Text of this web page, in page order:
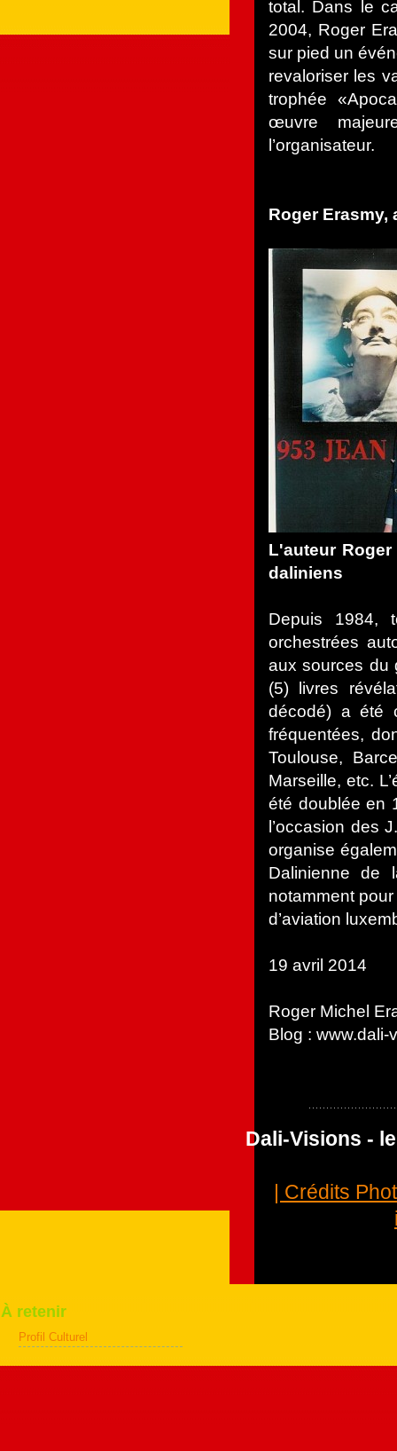
total. Dans le
2004, Roger
sur pied un
revaloriser les
trophée
œuvre
l’organisateur.
Roger Erasmy,
L'auteur
daliniens
Depuis 1984,
orchestrées
aux sources du
(5) livres
décodé) a été
fréquentées,
Toulouse,
Marseille, etc.
été doublée en
l’occasion des
organise
Dalinienne de
notamment
d’aviation
19 avril 2014
Roger Michel
Blog :
Dali-Visions -
| Crédits
À retenir
Profil Culturel